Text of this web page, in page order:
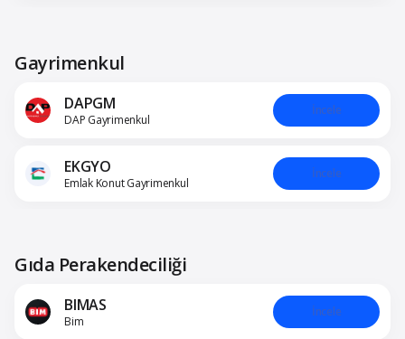
Gayrimenkul
DAPGM
DAP Gayrimenkul
İncele
EKGYO
Emlak Konut Gayrimenkul
İncele
Gıda Perakendeciliği
BIMAS
Bim
İncele